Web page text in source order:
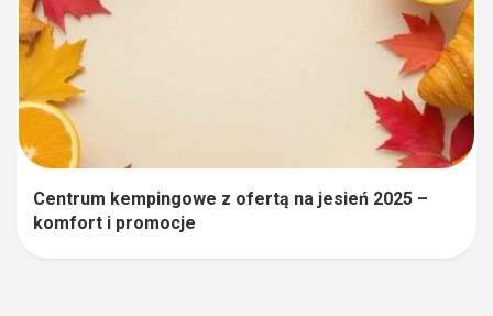
Centrum kempingowe z ofertą na jesień 2025 –
komfort i promocje